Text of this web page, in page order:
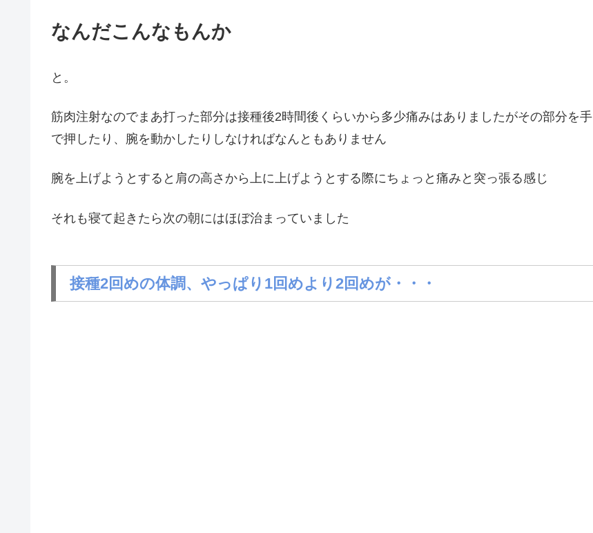
なんだこんなもんか
と。
筋肉注射なのでまあ打った部分は接種後2時間後くらいから多少痛みはありましたがその部分を手
で押したり、腕を動かしたりしなければなんともありません
腕を上げようとすると肩の高さから上に上げようとする際にちょっと痛みと突っ張る感じ
それも寝て起きたら次の朝にはほぼ治まっていました
接種2回めの体調、やっぱり1回めより2回めが・・・